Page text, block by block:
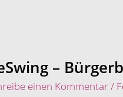
–
einen Kommentar/